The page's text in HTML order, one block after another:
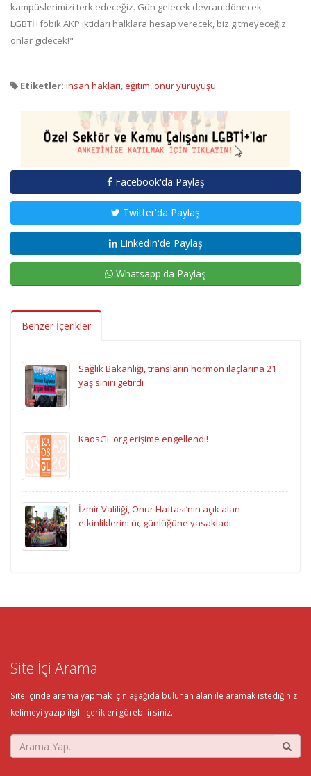
kampüslerimizi terk edeceğiz. Gün gelecek devran dönecek
LGBTİ+fobik AKP iktidarı halklara hesap verecek, biz gitmeyeceğiz
onlar gidecek!"
Etiketler: insan hakları,eğitim,onur yürüyüşü
Facebook'da Paylaş
Twitter'da Paylaş
LinkedIn'de Paylaş
Whatsapp'da Paylaş
Benzer İçerikler
Sağlık Bakanlığı, transların hormon ilaçlarına 21
yaş sınırı getirdi
KaosGL.org erişime engellendi!
İzmir Valiliği, Onur Haftası’nın açık alan
etkinliklerini üç günlüğüne yasakladı
Site İçi Arama
Site içinde arama yapmak için aşağıda bulunan alan ile aramak istediğiniz
kelimeyi yazıp ilgili içerikleri görebilirsiniz.